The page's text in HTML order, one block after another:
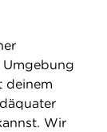
deinem
Wir